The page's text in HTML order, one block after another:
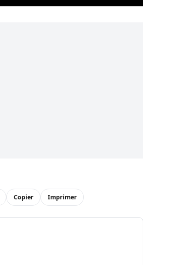
Copier Imprimer